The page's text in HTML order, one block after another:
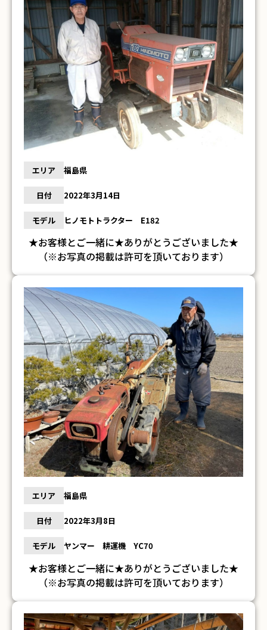
エリア 福島県
日付 2022年3月14日
モデル ヒノモトトラクター E182
★お客様とご一緒に★ありがとうございました★
（※お写真の掲載は許可を頂いております）
エリア 福島県
日付 2022年3月8日
モデル ヤンマー 耕運機 YC70
★お客様とご一緒に★ありがとうございました★
（※お写真の掲載は許可を頂いております）